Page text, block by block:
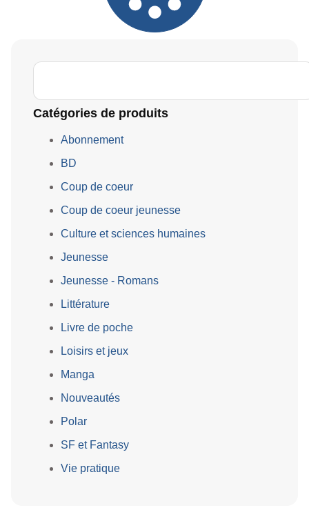
Catégories de produits
Abonnement
BD
Coup de coeur
Coup de coeur jeunesse
Culture et sciences humaines
Jeunesse
Jeunesse - Romans
Littérature
Livre de poche
Loisirs et jeux
Manga
Nouveautés
Polar
SF et Fantasy
Vie pratique